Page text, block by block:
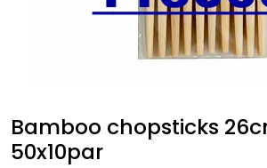
Bamboo chopsticks
50x10par